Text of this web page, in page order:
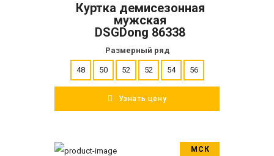
ПОДРОБНЕЕ
Куртка демисезонная
мужская
DSGDong 86338
Размерный ряд
48 50 52 52 54 56
Узнать цену
МСК